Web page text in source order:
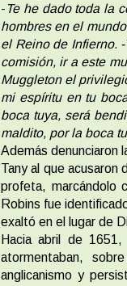
- Te he dado toda la
hombres en el
el Reino de Infierno.
comisión, ir a este
Muggleton el
mi espíritu en tu
boca tuya, será
maldito, por la boca
Además denunciaron
Tany al que acusaron
profeta, marcándolo
Robins fue
exaltó en el lugar de
Hacia abril de
atormentaban,
anglicanismo y